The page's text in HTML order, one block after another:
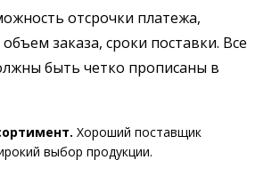
отсрочки платежа,
заказа, сроки поставки. Все
быть четко прописаны в
Хороший поставщик
выбор продукции.